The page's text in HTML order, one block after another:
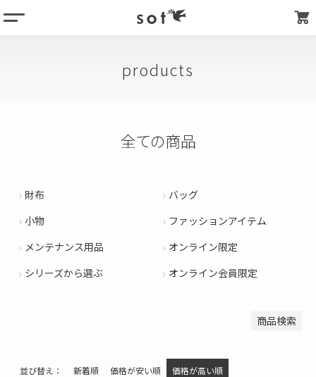
products
store list
products
全ての商品
財布
バッグ
小物
ファッションアイテム
メンテナンス用品
オンライン限定
シリーズから選ぶ
オンライン会員限定
商品検索
キーワードヒット順
並び替え 新着順 価格が安い順 価格が高い順